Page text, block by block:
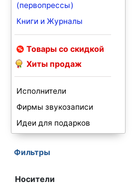
(первопрессы)
Книги и Журналы
Товары со скидкой
Хиты продаж
Исполнители
Фирмы звукозаписи
Идеи для подарков
Фильтры
Носители